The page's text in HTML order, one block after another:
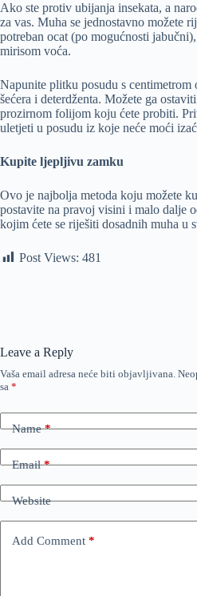
Ako ste protiv ubijanja insekata, a
za vas. Muha se jednostavno možete
potreban ocat (po mogućnosti
mirisom voća.
Napunite plitku posudu s centimetrom
šećera i deterdženta. Možete ga
prozirnom folijom koju ćete probiti.
uletjeti u posudu iz koje neće moći
Kupite ljepljivu zamku
Ovo je najbolja metoda koju možete
postavite na pravoj visini i malo dalje
kojim ćete se riješiti dosadnih muha u
Post Views: 481
Leave a Reply
Vaša email adresa neće biti objavljivana.
sa *
Name*
Email*
Website
Add Comment *